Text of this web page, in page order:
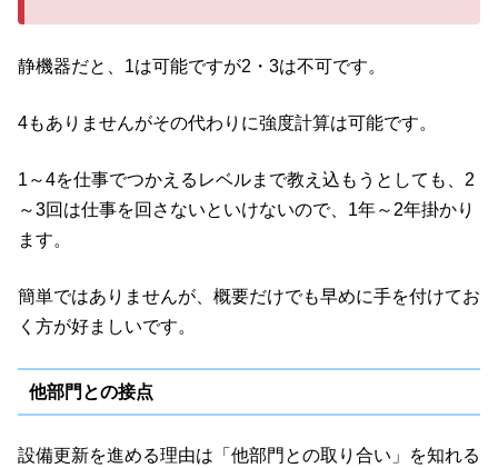
静機器だと、1は可能ですが2・3は不可です。
4もありませんがその代わりに強度計算は可能です。
1～4を仕事でつかえるレベルまで教え込もうとしても、2
～3回は仕事を回さないといけないので、1年～2年掛かり
ます。
簡単ではありませんが、概要だけでも早めに手を付けてお
く方が好ましいです。
他部門との接点
設備更新を進める理由は「他部門との取り合い」を知れる